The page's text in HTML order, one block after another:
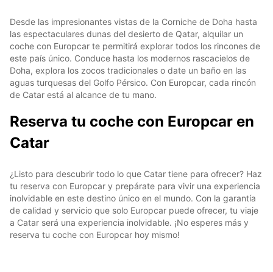
Desde las impresionantes vistas de la Corniche de Doha hasta
las espectaculares dunas del desierto de Qatar, alquilar un
coche con Europcar te permitirá explorar todos los rincones de
este país único. Conduce hasta los modernos rascacielos de
Doha, explora los zocos tradicionales o date un baño en las
aguas turquesas del Golfo Pérsico. Con Europcar, cada rincón
de Catar está al alcance de tu mano.
Reserva tu coche con Europcar en
Catar
¿Listo para descubrir todo lo que Catar tiene para ofrecer? Haz
tu reserva con Europcar y prepárate para vivir una experiencia
inolvidable en este destino único en el mundo. Con la garantía
de calidad y servicio que solo Europcar puede ofrecer, tu viaje
a Catar será una experiencia inolvidable. ¡No esperes más y
reserva tu coche con Europcar hoy mismo!